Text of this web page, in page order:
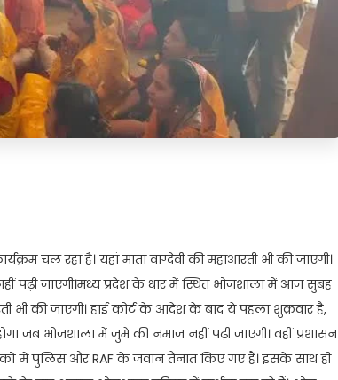
चल रहा है। यहां माता वाग्देवी की महाआरती भी की जाएगी।
पढ़ी जाएगी।मध्य प्रदेश के धार में स्थित भोजशाला में आज सुबह
भी की जाएगी। हाई कोर्ट के आदेश के बाद ये पहला शुक्रवार है,
जब भोजशाला में जुमे की नमाज नहीं पढ़ी जाएगी। वहीं प्रशासन
में पुलिस और RAF के जवान तैनात किए गए हैं। इसके साथ ही